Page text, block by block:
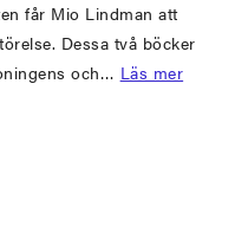
får Mio Lindman att
Dessa två böcker
och… Läs mer